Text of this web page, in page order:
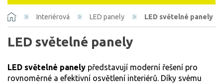
Interiérová LED panely LED světelné panely
LED světelné panely
LED světelné panely představují moderní řešení pro
rovnoměrné a efektivní osvětlení interiérů. Díky svému